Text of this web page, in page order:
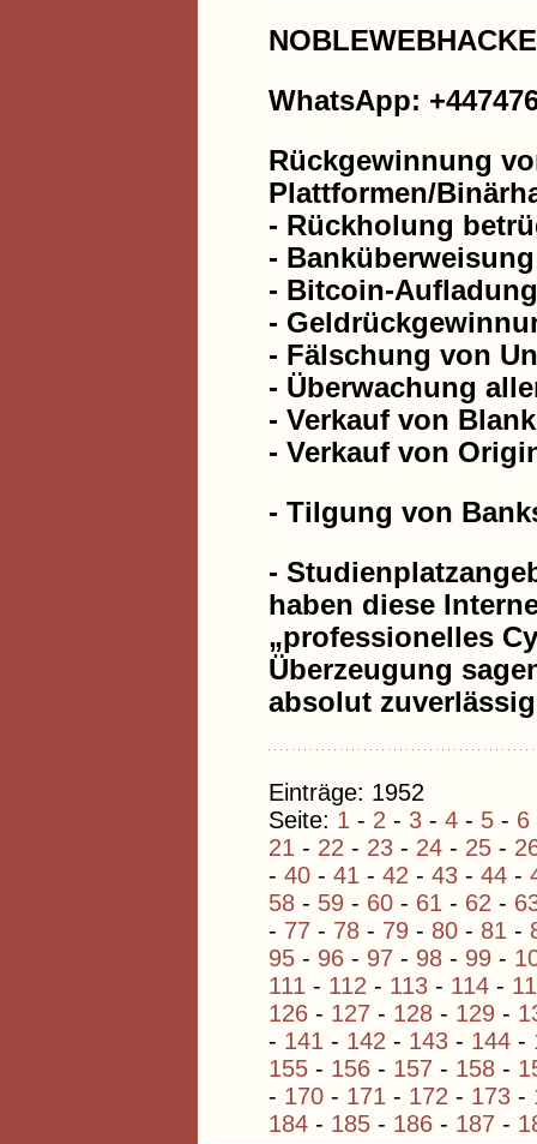
WhatsApp:
Rückgewinnung
Plattformen/
- Rückholung
- Banküberweisung
- Bitcoin-Aufladung
-
- Fälschung von
- Überwachung
- Verkauf von
- Verkauf von
- Tilgung von
-
haben diese
„professionelles
Überzeugung
absolut
Einträge: 1952
Seite: 1 - 2 - 3 - 4 - 5 - 6
21 - 22 - 23 - 24 - 25 -
- 40 - 41 - 42 - 43 - 44 -
58 - 59 - 60 - 61 - 62 -
- 77 - 78 - 79 - 80 - 81 -
95 - 96 - 97 - 98 - 99 -
111 - 112 - 113 - 114 -
126 - 127 - 128 - 129 -
- 141 - 142 - 143 - 144 -
155 - 156 - 157 - 158 -
- 170 - 171 - 172 - 173 -
184 - 185 - 186 - 187 -